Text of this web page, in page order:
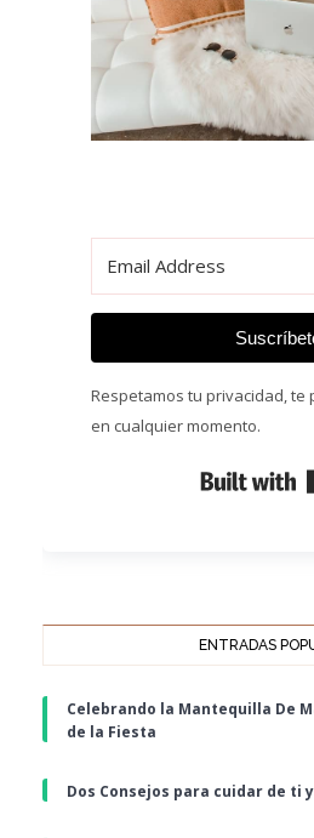
Respetamos tu privacidad, te
en cualquier momento.
ENTRADAS
Celebrando la Mantequilla De
de la Fiesta
Dos Consejos para cuidar de ti